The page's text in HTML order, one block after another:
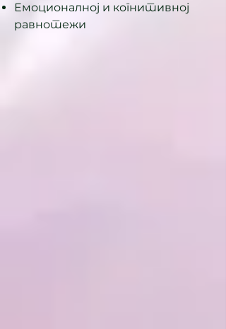
Емоционалној и когнитивној
равнотежи